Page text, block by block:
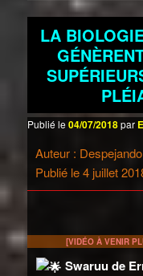
LA
Publié le04/07/2018par
Auteur :
Publié le 4 juillet
[VIDÉO À VENIR
Swaruu de